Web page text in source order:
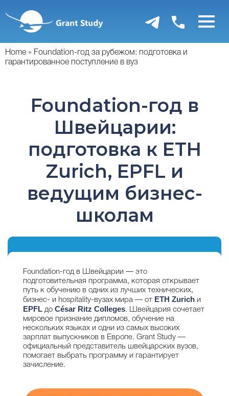
основному
содержанию
Home
Foundation-год за рубежом: подготовка и
гарантированное поступление в вуз
Foundation-год в
Швейцарии:
подготовка к ETH
Zurich, EPFL и
ведущим бизнес-
школам
Foundation-год в Швейцарии — это
подготовительная программа, которая открывает
путь к обучению в одних из лучших технических,
бизнес- и hospitality-вузах мира — от ETH Zurich и
EPFL до César Ritz Colleges. Швейцария сочетает
мировое признание дипломов, обучение на
нескольких языках и одни из самых высоких
зарплат выпускников в Европе. Grant Study —
официальный представитель швейцарских вузов,
помогает выбрать программу и гарантирует
зачисление.